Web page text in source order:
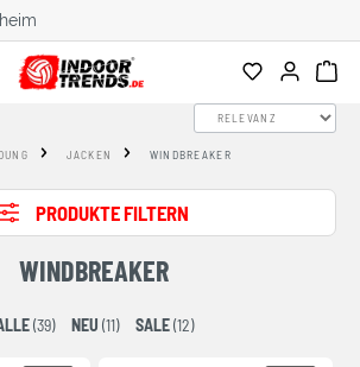
JACKEN WINDBREAKER
PRODUKTE FILTERN
WINDBREAKER
(39) NEU (11) SALE(12)